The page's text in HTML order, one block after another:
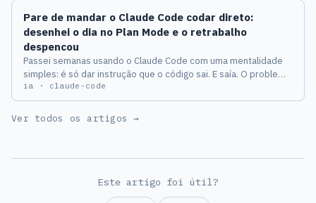
resposta muda como eu desenho qualquer pipeline novo.
Pare de mandar o Claude Code codar direto:
desenhei o dia no Plan Mode e o retrabalho
despencou
Passei semanas usando o Claude Code com uma mentalidade
simples: é só dar instrução que o código sai. E saía. O problema
é que eu reescrevia metade no dia seguinte. Mudei uma coisa
só: parei de codar de manhã e passei a desenhar o dia no Plan
Mode antes. Conta o que isso fez com o meu retrabalho, em
ia · claude-code
Ver todos os artigos →
Este artigo foi útil?